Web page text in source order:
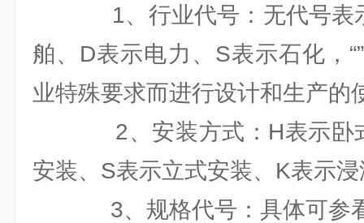
1、行业代号：无代号表示
舶、D表示电力、S表示石化，
业特殊要求而进行设计和生产的
2、安装方式：H表示卧式
安装、S表示立式安装、K表示
3、规格代号：具体可参看